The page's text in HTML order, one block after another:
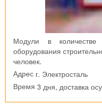
Модули в
оборудования
человек.
Адрес г. Электросталь
Время 3 дня, доставка